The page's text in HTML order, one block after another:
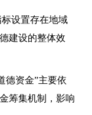
设置存在地域
建设的整体效
德资金”主要依
筹集机制，影响